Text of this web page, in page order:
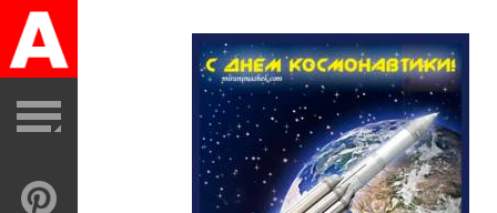
12 апреля ♦ анимации